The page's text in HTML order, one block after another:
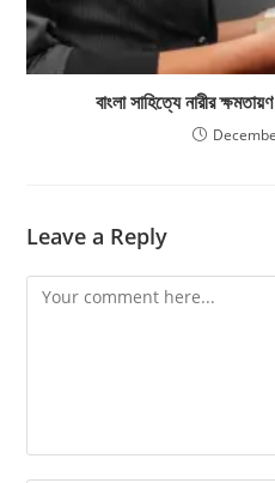
বাংলা সাহিত্যে নারীর
Leave a Reply